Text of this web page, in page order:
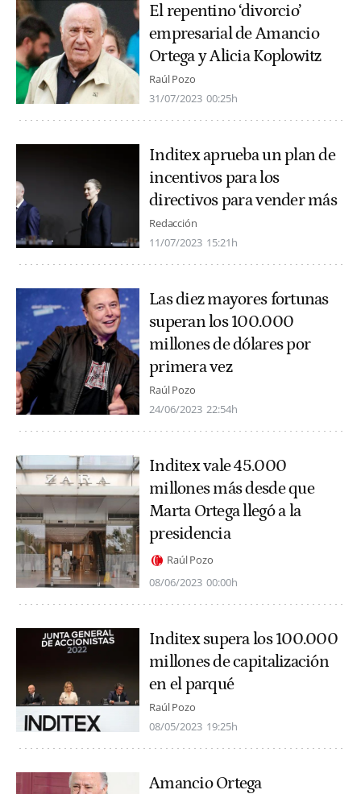
El repentino ‘divorcio’
empresarial de Amancio
Ortega y Alicia Koplowitz
Raúl Pozo
31/07/2023 00:25h
Inditex aprueba un plan de
incentivos para los
directivos para vender más
Redacción
11/07/2023 15:21h
Las diez mayores fortunas
superan los 100.000
millones de dólares por
primera vez
Raúl Pozo
24/06/2023 22:54h
Inditex vale 45.000
millones más desde que
Marta Ortega llegó a la
presidencia
Raúl Pozo
08/06/2023 00:00h
Inditex supera los 100.000
millones de capitalización
en el parqué
Raúl Pozo
08/05/2023 19:25h
Amancio Ortega